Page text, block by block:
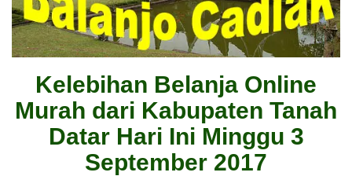
Kelebihan Belanja Online
Murah dari Kabupaten Tanah
Datar Hari Ini Minggu 3
September 2017